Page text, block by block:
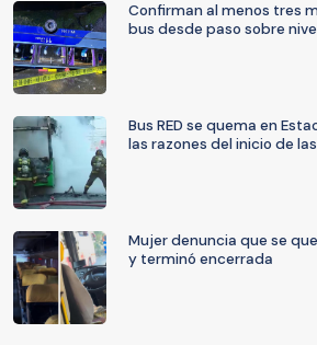
Confirman al menos tres
bus desde paso sobre
Bus RED se quema en
las razones del inicio de
Mujer denuncia que se
y terminó encerrada